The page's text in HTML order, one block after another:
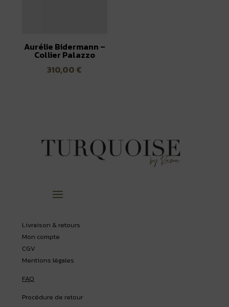
Aurélie Bidermann –
Collier Palazzo
310,00 €
Livraison & retours
Mon compte
CGV
Mentions légales
FAQ
Procédure de retour